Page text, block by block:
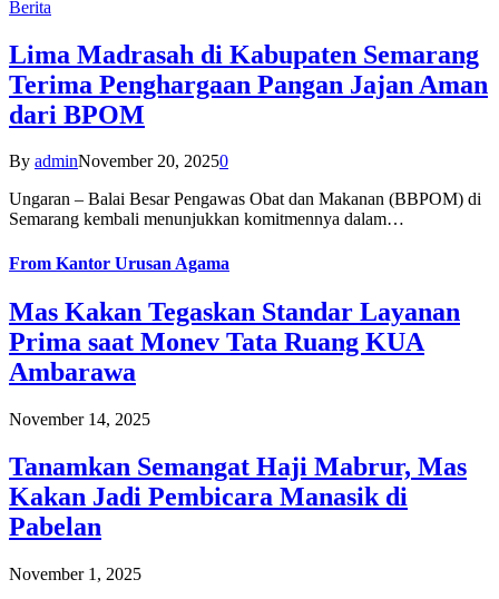
Berita
Lima Madrasah di Kabupaten Semarang
Terima Penghargaan Pangan Jajan Aman
dari BPOM
By adminNovember 20, 20250
Ungaran – Balai Besar Pengawas Obat dan Makanan (BBPOM) di
Semarang kembali menunjukkan komitmennya dalam…
From Kantor Urusan Agama
Mas Kakan Tegaskan Standar Layanan
Prima saat Monev Tata Ruang KUA
Ambarawa
November 14, 2025
Tanamkan Semangat Haji Mabrur, Mas
Kakan Jadi Pembicara Manasik di
Pabelan
November 1, 2025